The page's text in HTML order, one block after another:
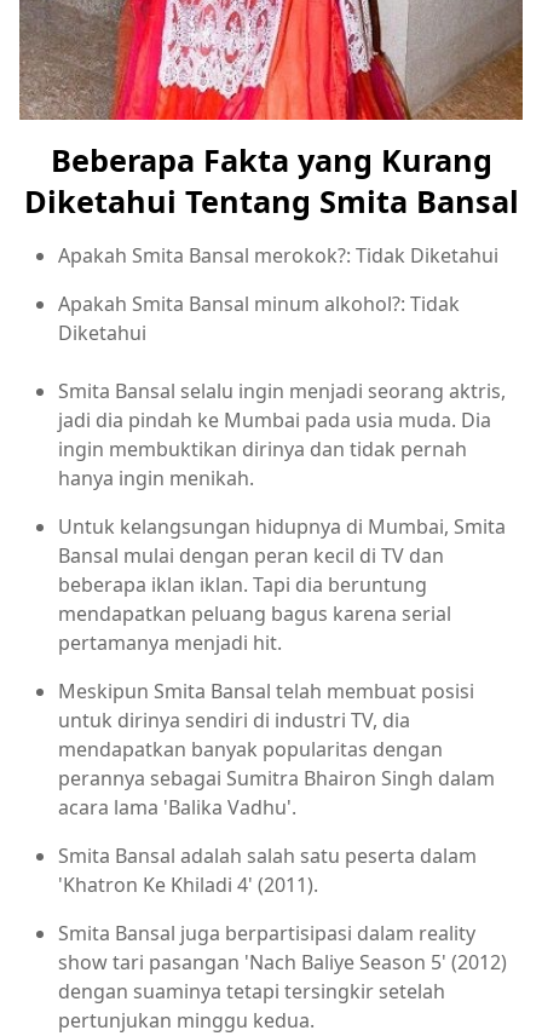
Beberapa Fakta yang Kurang
Diketahui Tentang Smita Bansal
Apakah Smita Bansal merokok?: Tidak Diketahui
Apakah Smita Bansal minum alkohol?: Tidak
Diketahui
Smita Bansal selalu ingin menjadi seorang aktris,
jadi dia pindah ke Mumbai pada usia muda. Dia
ingin membuktikan dirinya dan tidak pernah
hanya ingin menikah.
Untuk kelangsungan hidupnya di Mumbai, Smita
Bansal mulai dengan peran kecil di TV dan
beberapa iklan iklan. Tapi dia beruntung
mendapatkan peluang bagus karena serial
pertamanya menjadi hit.
Meskipun Smita Bansal telah membuat posisi
untuk dirinya sendiri di industri TV, dia
mendapatkan banyak popularitas dengan
perannya sebagai Sumitra Bhairon Singh dalam
acara lama 'Balika Vadhu'.
Smita Bansal adalah salah satu peserta dalam
'Khatron Ke Khiladi 4' (2011).
Smita Bansal juga berpartisipasi dalam reality
show tari pasangan 'Nach Baliye Season 5' (2012)
dengan suaminya tetapi tersingkir setelah
pertunjukan minggu kedua.